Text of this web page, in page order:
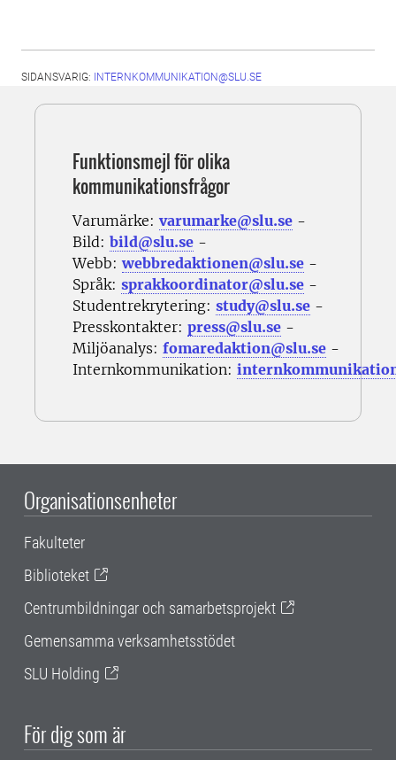
SIDANSVARIG: INTERNKOMMUNIKATION@SLU.SE
Funktionsmejl för olika
kommunikationsfrågor
Varumärke: varumarke@slu.se -
Bild: bild@slu.se -
Webb:webbredaktionen@slu.se -
Språk: sprakkoordinator@slu.se -
Studentrekrytering: study@slu.se -
Presskontakter: press@slu.se -
Miljöanalys: fomaredaktion@slu.se -
Internkommunikation:
Organisationsenheter
Fakulteter
Biblioteket
Centrumbildningar och samarbetsprojekt
Gemensamma verksamhetsstödet
SLU Holding
För dig som är